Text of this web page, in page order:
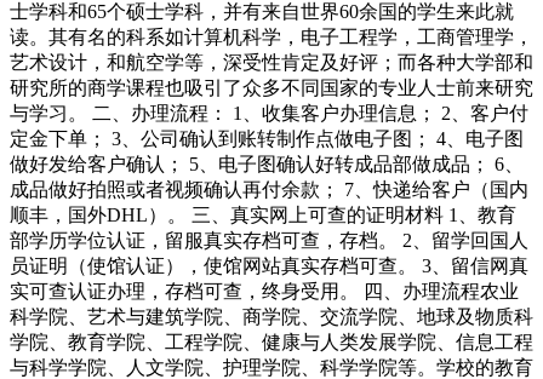
士学科和65个硕士学科，并有来自世界60余国的学生来此就
读。其有名的科系如计算机科学，电子工程学，工商管理学，
艺术设计，和航空学等，深受性肯定及好评；而各种大学部和
研究所的商学课程也吸引了众多不同国家的专业人士前来研究
与学习。 二、办理流程： 1、收集客户办理信息； 2、客户付
定金下单； 3、公司确认到账转制作点做电子图； 4、电子图
做好发给客户确认； 5、电子图确认好转成品部做成品； 6、
成品做好拍照或者视频确认再付余款； 7、快递给客户（国内
顺丰，国外DHL）。 三、真实网上可查的证明材料 1、教育
部学历学位认证，留服真实存档可查，存档。 2、留学回国人
员证明（使馆认证），使馆网站真实存档可查。 3、留信网真
实可查认证办理，存档可查，终身受用。 四、办理流程农业
科学院、艺术与建筑学院、商学院、交流学院、地球及物质科
学院、教育学院、工程学院、健康与人类发展学院、信息工程
与科学学院、人文学院、护理学院、科学学院等。学校的教育